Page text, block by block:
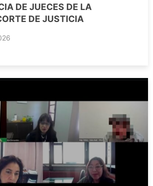
DE JUECES DE LA
DE JUSTICIA